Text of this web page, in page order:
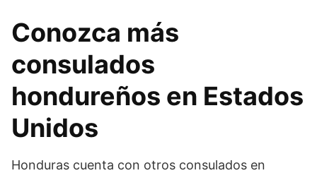
Conozca más
consulados
hondureños en Estados
Unidos
Honduras cuenta con otros consulados en